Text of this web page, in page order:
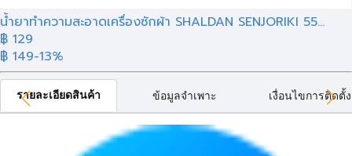
น้ำยาทำความสะอาดเครื่องซักผ้า SHALDAN SENJORIKI 55...
฿ 129
฿ 149-13%
รายละเอียดสินค้า ข้อมูลจำเพาะ เงื่อนไขการติดตั้ง